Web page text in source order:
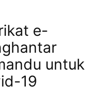
e-
untuk
19